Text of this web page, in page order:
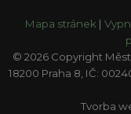
Mapa stránek |
© 2026 Copyright
18200 Praha 8, IČ:
Tvorba